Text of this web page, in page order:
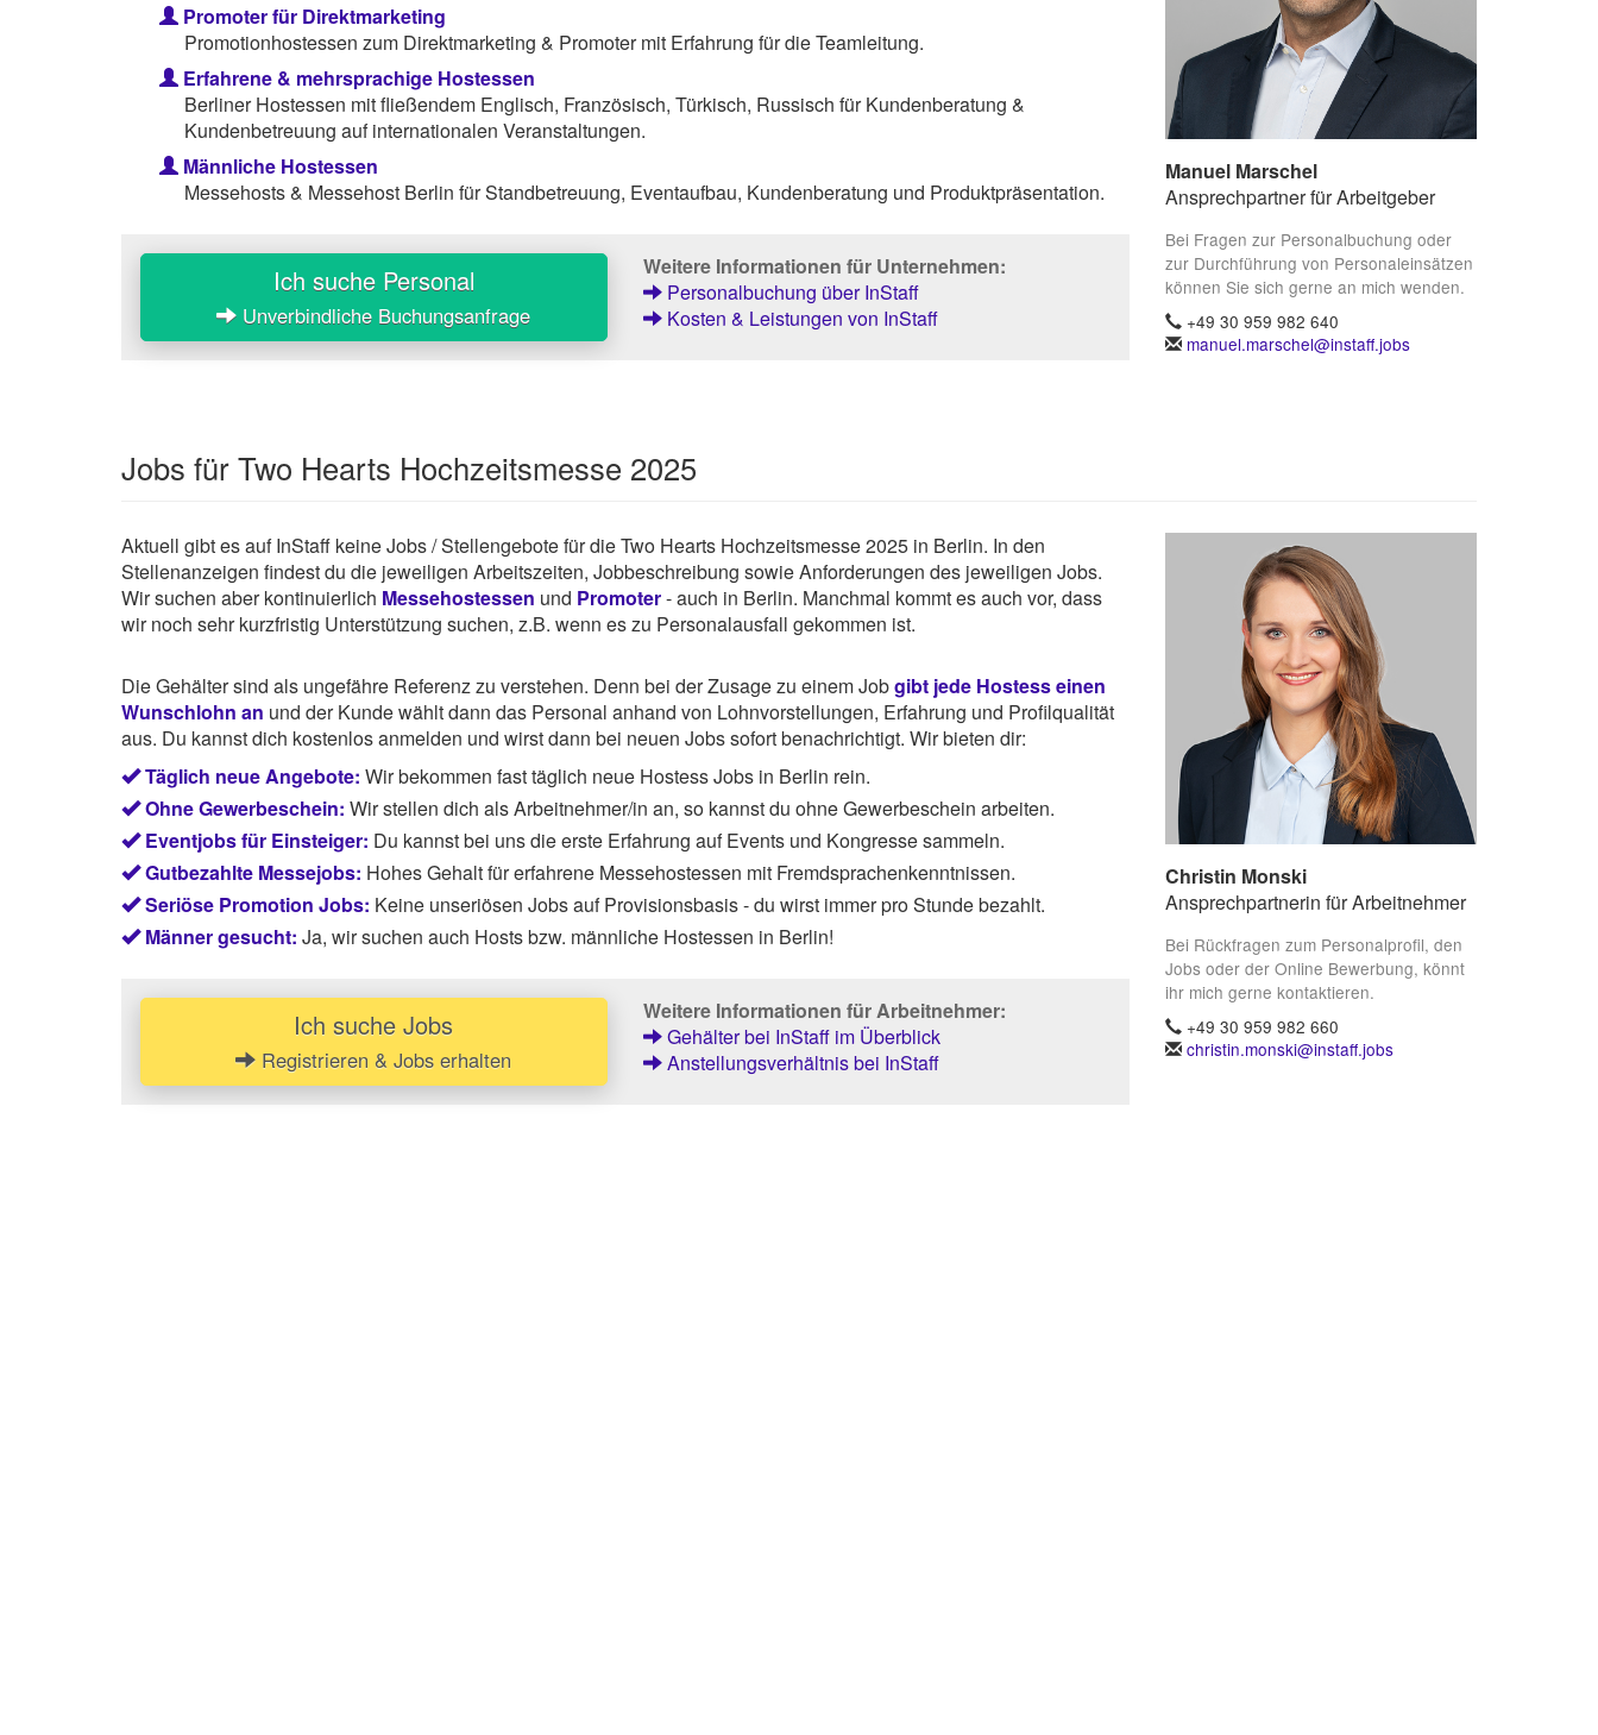
Promoter für Direktmarketing
Promotionhostessen zum Direktmarketing & Promoter mit Erfahrung für die Teamleitung.
Erfahrene & mehrsprachige Hostessen
Berliner Hostessen mit fließendem Englisch, Französisch, Türkisch, Russisch für Kundenberatung &
Kundenbetreuung auf internationalen Veranstaltungen.
Männliche Hostessen
Messehosts & Messehost Berlin für Standbetreuung, Eventaufbau, Kundenberatung und Produktpräsentation.
Ich suche Personal
Unverbindliche Buchungsanfrage
Weitere Informationen für Unternehmen:
Personalbuchung über InStaff
Kosten & Leistungen von InStaff
Manuel Marschel
Ansprechpartner für Arbeitgeber
Bei Fragen zur Personalbuchung oder
zur Durchführung von Personaleinsätzen
können Sie sich gerne an mich wenden.
+49 30 959 982 640
manuel.marschel@instaff.jobs
Jobs für Two Hearts Hochzeitsmesse 2025
Aktuell gibt es auf InStaff keine Jobs / Stellengebote für die Two Hearts Hochzeitsmesse 2025 in Berlin. In den
Stellenanzeigen findest du die jeweiligen Arbeitszeiten, Jobbeschreibung sowie Anforderungen des jeweiligen Jobs.
Wir suchen aber kontinuierlich Messehostessen und Promoter- auch in Berlin. Manchmal kommt es auch vor, dass
wir noch sehr kurzfristig Unterstützung suchen, z.B. wenn es zu Personalausfall gekommen ist.
Die Gehälter sind als ungefähre Referenz zu verstehen. Denn bei der Zusage zu einem Jobgibt jede Hostess einen
Wunschlohn an und der Kunde wählt dann das Personal anhand von Lohnvorstellungen, Erfahrung und Profilqualität
aus. Du kannst dich kostenlos anmelden und wirst dann bei neuen Jobs sofort benachrichtigt. Wir bieten dir:
Täglich neue Angebote: Wir bekommen fast täglich neue Hostess Jobs in Berlin rein.
Ohne Gewerbeschein: Wir stellen dich als Arbeitnehmer/in an, so kannst du ohne Gewerbeschein arbeiten.
Eventjobs für Einsteiger: Du kannst bei uns die erste Erfahrung auf Events und Kongresse sammeln.
Gutbezahlte Messejobs: Hohes Gehalt für erfahrene Messehostessen mit Fremdsprachenkenntnissen.
Seriöse Promotion Jobs: Keine unseriösen Jobs auf Provisionsbasis - du wirst immer pro Stunde bezahlt.
Männer gesucht: Ja, wir suchen auch Hosts bzw. männliche Hostessen in Berlin!
Ich suche Jobs
Registrieren & Jobs erhalten
Weitere Informationen für Arbeitnehmer:
Gehälter bei InStaff im Überblick
Anstellungsverhältnis bei InStaff
Christin Monski
Ansprechpartnerin für Arbeitnehmer
Bei Rückfragen zum Personalprofil, den
Jobs oder der Online Bewerbung, könnt
ihr mich gerne kontaktieren.
+49 30 959 982 660
christin.monski@instaff.jobs